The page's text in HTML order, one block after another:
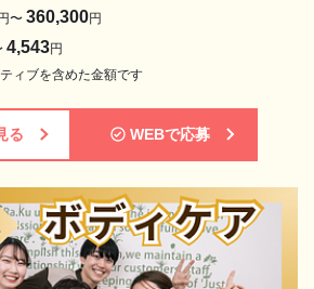
〜 360,300円
4,543円
ィブを含めた金額です
る WEBで応募